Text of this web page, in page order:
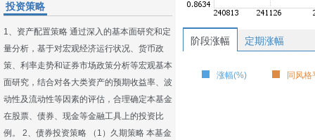
投资策略
1、资产配置策略 通过深入的基本面研究和定
量分析，基于对宏观经济运行状况、货币政
策、利率走势和证券市场政策分析等宏观基本
面研究，结合对各大类资产的预期收益率、波
动性及流动性等因素的评估，合理确定本基金
在股票、债券、现金等金融工具上的投资比
例。 2、债券投资策略 （1）久期策略 本基金
阶段涨幅 定期涨幅
涨幅(%) 同风格